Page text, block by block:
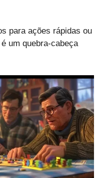
para ações rápidas ou
um quebra-cabeça